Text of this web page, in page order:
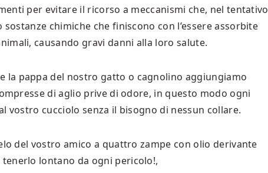
per evitare il ricorso a meccanismi che, nel tentativo
chimiche che finiscono con l’essere assorbite
causando gravi danni alla loro salute.
la pappa del nostro gatto o cagnolino aggiungiamo
di aglio prive di odore, in questo modo ogni
vostro cucciolo senza il bisogno di nessun collare.
del vostro amico a quattro zampe con olio derivante
lontano da ogni pericolo!,